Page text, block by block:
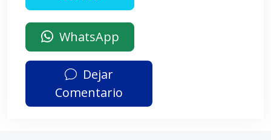
WhatsApp
Dejar
Comentario